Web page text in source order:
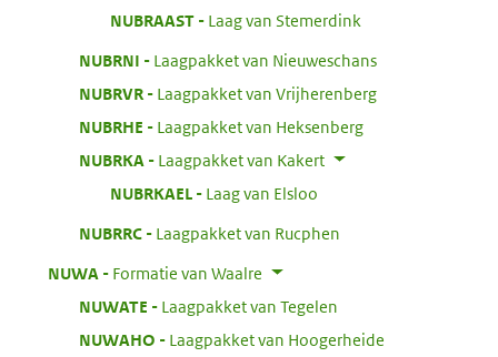
NUBRAAST:
Laag van Stemerdink
NUBRNI
Laagpakket van Nieuweschans
NUBRVR:
Laagpakket van Vrijherenberg
NUBRHE
Laagpakket van Heksenberg
NUBRKA
Laagpakket van Kakert
NUBRKAEL
Laag van Elsloo
NUBRRC:
Laagpakket van Rucphen
NUWA
Formatie van Waalre
NUWATE
Laagpakket van Tegelen
NUWAHO
Laagpakket van Hoogerheide